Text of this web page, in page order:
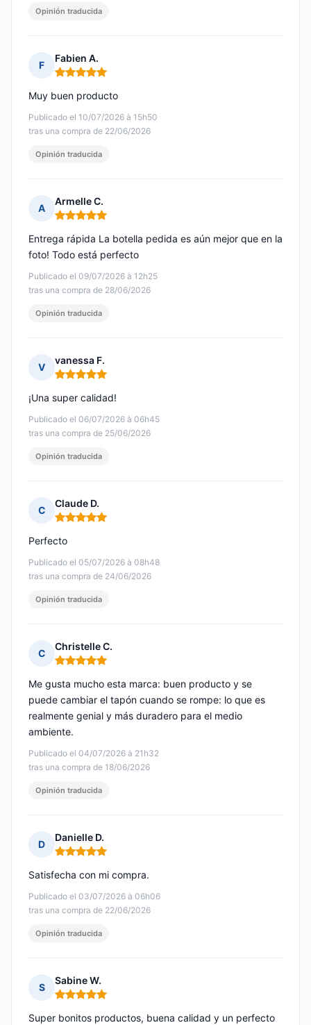
Opinión traducida
F
Fabien A.
Nota: 5 de 5
Publicado el 10/07/2026 à 15h50
tras una compra de 22/06/2026
Muy buen producto
Opinión traducida
A
Armelle C.
Nota: 5 de 5
Publicado el 09/07/2026 à 12h25
tras una compra de 28/06/2026
Entrega rápida La botella pedida es aún mejor que en la
foto! Todo está perfecto
Opinión traducida
V
vanessa F.
Nota: 5 de 5
Publicado el 06/07/2026 à 06h45
tras una compra de 25/06/2026
¡Una super calidad!
Opinión traducida
C
Claude D.
Nota: 5 de 5
Publicado el 05/07/2026 à 08h48
tras una compra de 24/06/2026
Perfecto
Opinión traducida
C
Christelle C.
Nota: 5 de 5
Publicado el 04/07/2026 à 21h32
tras una compra de 18/06/2026
Me gusta mucho esta marca: buen producto y se
puede cambiar el tapón cuando se rompe: lo que es
realmente genial y más duradero para el medio
ambiente.
Opinión traducida
D
Danielle D.
Nota: 5 de 5
Publicado el 03/07/2026 à 06h06
tras una compra de 22/06/2026
Satisfecha con mi compra.
Opinión traducida
S
Sabine W.
Nota: 5 de 5
Super bonitos productos, buena calidad y un perfecto